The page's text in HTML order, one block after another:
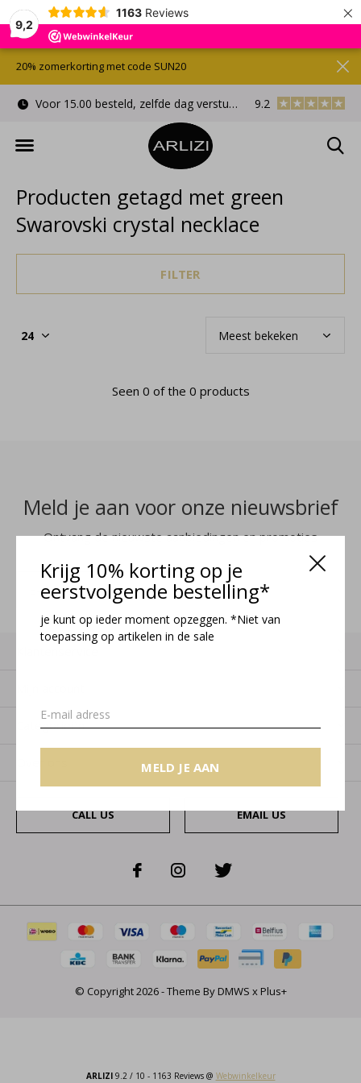
9,2
1163 Reviews ×
Krijg 10% korting op je
eerstvolgende bestelling*
je kunt op ieder moment opzeggen. *Niet van
toepassing op artikelen in de sale
MELD JE AAN
Voor 15.00 besteld, zelfde dag verstuurd Gratis
9.2
20% zomerkorting met code SUN20
Producten getagd met green
Swarovski crystal necklace
FILTER
Seen 0 of the 0 products
Meld je aan voor onze nieuwsbrief
Ontvang de nieuwste aanbiedingen en promoties
MELD JE AAN
Categorieën
CALL US EMAIL US
© Copyright2026- Theme ByDMWS xPlus+
ARLIZI9.2/ 10 - 1163 Reviews @ Webwinkelkeur